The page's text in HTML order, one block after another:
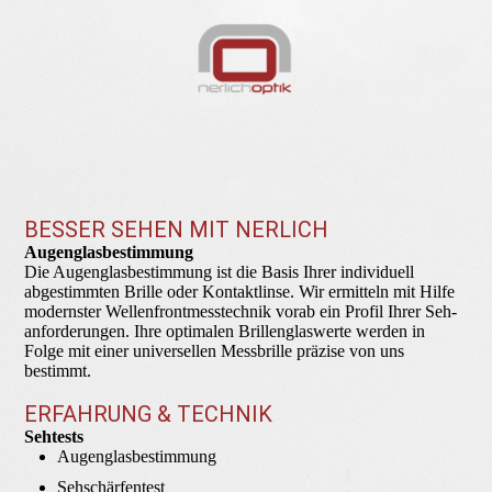
BESSER SEHEN MIT NERLICH
Augenglas­bestimmung
Die Augenglasbestimmung ist die Basis Ihrer individuell
abgestimmten Brille oder Kontaktlinse. Wir ermitteln mit Hilfe
modernster Wellenfrontmesstechnik vorab ein Profil Ihrer Seh­
anforde­rungen. Ihre optimalen Brillenglaswerte werden in
Folge mit einer universellen Messbrille präzise von uns
bestimmt.
ERFAHRUNG & TECHNIK
Sehtests
Augenglasbestimmung
Sehschärfentest